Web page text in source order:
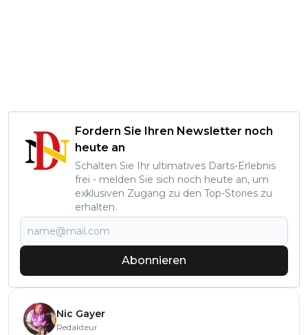
Fordern Sie Ihren Newsletter noch
heute an
Schalten Sie Ihr ultimatives Darts-Erlebnis
frei - melden Sie sich noch heute an, um
exklusiven Zugang zu den Top-Stories zu
erhalten.
Abonnieren
Nic Gayer
Redakteur